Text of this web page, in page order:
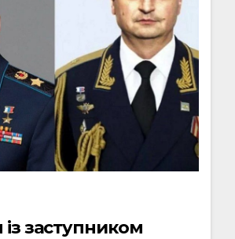
із заступником